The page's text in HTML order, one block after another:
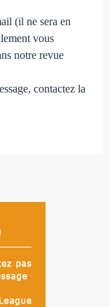
(il ne sera en
vous
notre revue
contactez la